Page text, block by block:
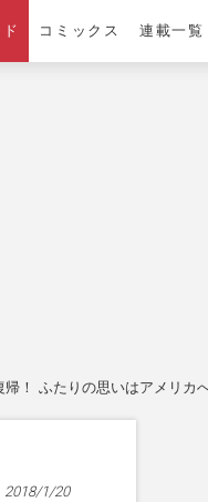
コミックス 連載一覧
帰！ ふたりの思いはアメリカ
2018/1/20